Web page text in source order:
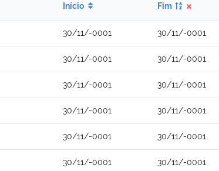
Início Fim
30/11/-0001 30/11/-0001
30/11/-0001 30/11/-0001
30/11/-0001 30/11/-0001
30/11/-0001 30/11/-0001
30/11/-0001 30/11/-0001
30/11/-0001 30/11/-0001